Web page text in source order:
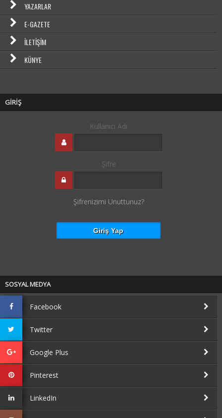
YAZARLAR
E-GAZETE
İLETIŞIM
KÜNYE
GİRİŞ
Kullanıcı Adı
Şifre
Şifrenizimi Unuttunuz?
SOSYAL MEDYA
Facebook
Twitter
Google Plus
Pinterest
LinkedIn